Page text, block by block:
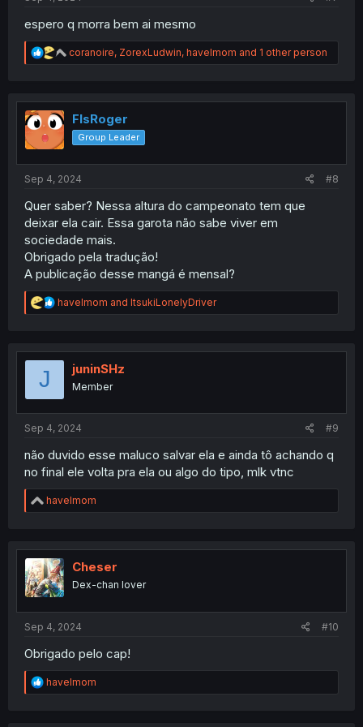
espero q morra bem ai mesmo
R
e
t
o
n
coranoire, ZorexLudwin, havelmom and 1 other person
FlsRoger
Group Leader
Sep 4, 2024 #8
Quer saber? Nessa altura do campeonato tem que
deixar ela cair. Essa garota não sabe viver em
sociedade mais.
Obrigado pela tradução!
A publicação desse mangá é mensal?
R
e
t
havelmom and ItsukiLonelyDriver
J juninSHz
Member
Sep 4, 2024 #9
não duvido esse maluco salvar ela e ainda tô achando q
no final ele volta pra ela ou algo do tipo, mlk vtnc
R
e
t
i
o
n
havelmom
Cheser
Dex-chan lover
Sep 4, 2024 #10
Obrigado pelo cap!
R
e
havelmom